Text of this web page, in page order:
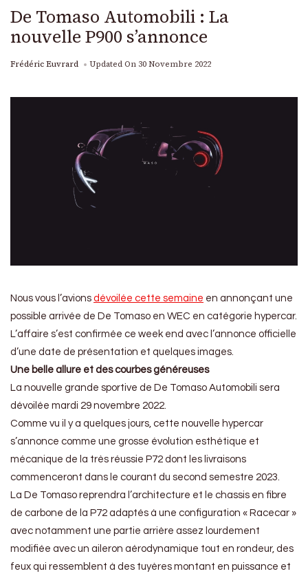
De Tomaso Automobili : La
nouvelle P900 s’annonce
Frédéric Euvrard Updated On 30 Novembre 2022
Nous vous l’avions dévoilée cette semaine en annonçant une
possible arrivée de De Tomaso en WEC en catégorie hypercar.
L’affaire s’est confirmée ce week end avec l’annonce officielle
d’une date de présentation et quelques images.
Une belle allure et des courbes généreuses
La nouvelle grande sportive de De Tomaso Automobili sera
dévoilée mardi 29 novembre 2022.
Comme vu il y a quelques jours, cette nouvelle hypercar
s’annonce comme une grosse évolution esthétique et
mécanique de la très réussie P72 dont les livraisons
commenceront dans le courant du second semestre 2023.
La De Tomaso reprendra l’architecture et le chassis en fibre
de carbone de la P72 adaptés à une configuration « Racecar »
avec notamment une partie arrière assez lourdement
modifiée avec un aileron aérodynamique tout en rondeur, des
feux qui ressemblent à des tuyères montant en puissance et